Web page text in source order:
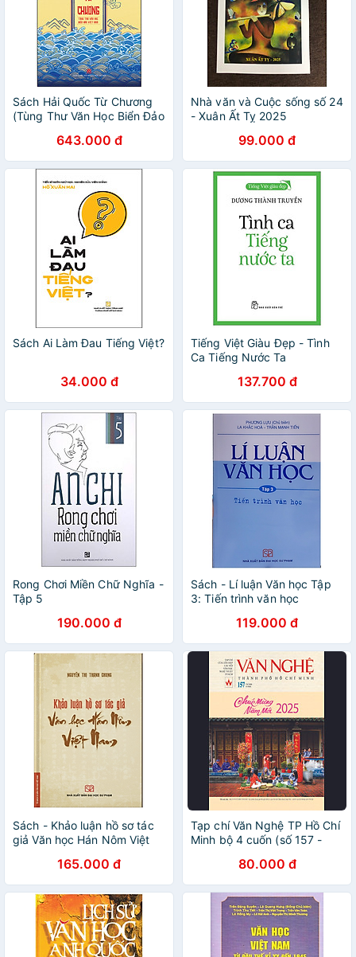
Sách Hải Quốc Từ Chương
(Tùng Thư Văn Học Biển Đảo
643.000 đ
Nhà văn và Cuộc sống số 24
- Xuân Ất Tỵ 2025
99.000 đ
Sách Ai Làm Đau Tiếng Việt?
34.000 đ
Tiếng Việt Giàu Đẹp - Tình
Ca Tiếng Nước Ta
137.700 đ
Rong Chơi Miền Chữ Nghĩa -
Tập 5
190.000 đ
Sách - Lí luận Văn học Tập
3: Tiến trình văn học
119.000 đ
Sách - Khảo luận hồ sơ tác
giả Văn học Hán Nôm Việt
165.000 đ
Tạp chí Văn Nghệ TP Hồ Chí
Minh bộ 4 cuốn (số 157 -
80.000 đ